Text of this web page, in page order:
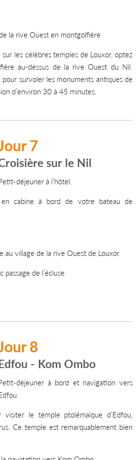
la rive Ouest en montgolfière
les célèbres temples de Louxor, optez
au-dessus de la rive Ouest du Nil.
survoler les monuments antiques de
d’environ 30 à 45 minutes.
7
sur le Nil
déjeuner à l’hôtel.
en cabine à bord de votre bateau de
au village de la rive Ouest de Louxor.
de l’écluse.
8
- Kom Ombo
déjeuner à bord et navigation vers
le temple ptolémaïque d’Edfou,
Ce temple est remarquablement bien